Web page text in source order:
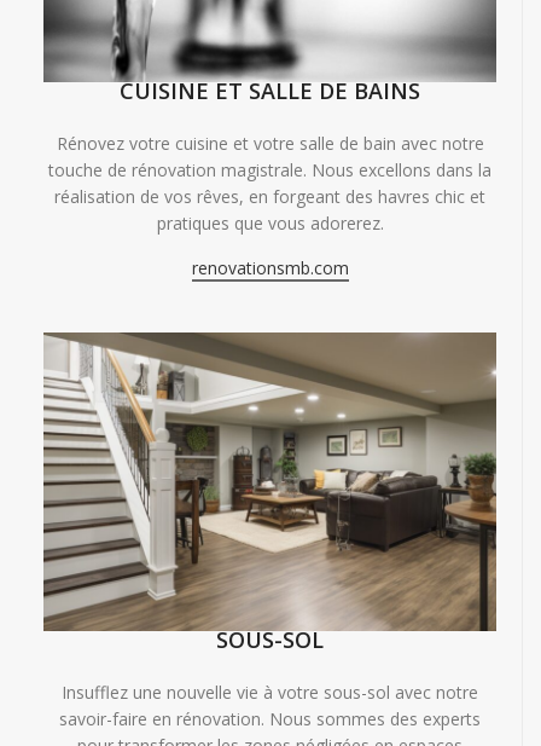
CUISINE ET SALLE DE BAINS
Rénovez votre cuisine et votre salle de bain avec notre
touche de rénovation magistrale. Nous excellons dans la
réalisation de vos rêves, en forgeant des havres chic et
pratiques que vous adorerez.
renovationsmb.com
SOUS-SOL
Insufflez une nouvelle vie à votre sous-sol avec notre
savoir-faire en rénovation. Nous sommes des experts